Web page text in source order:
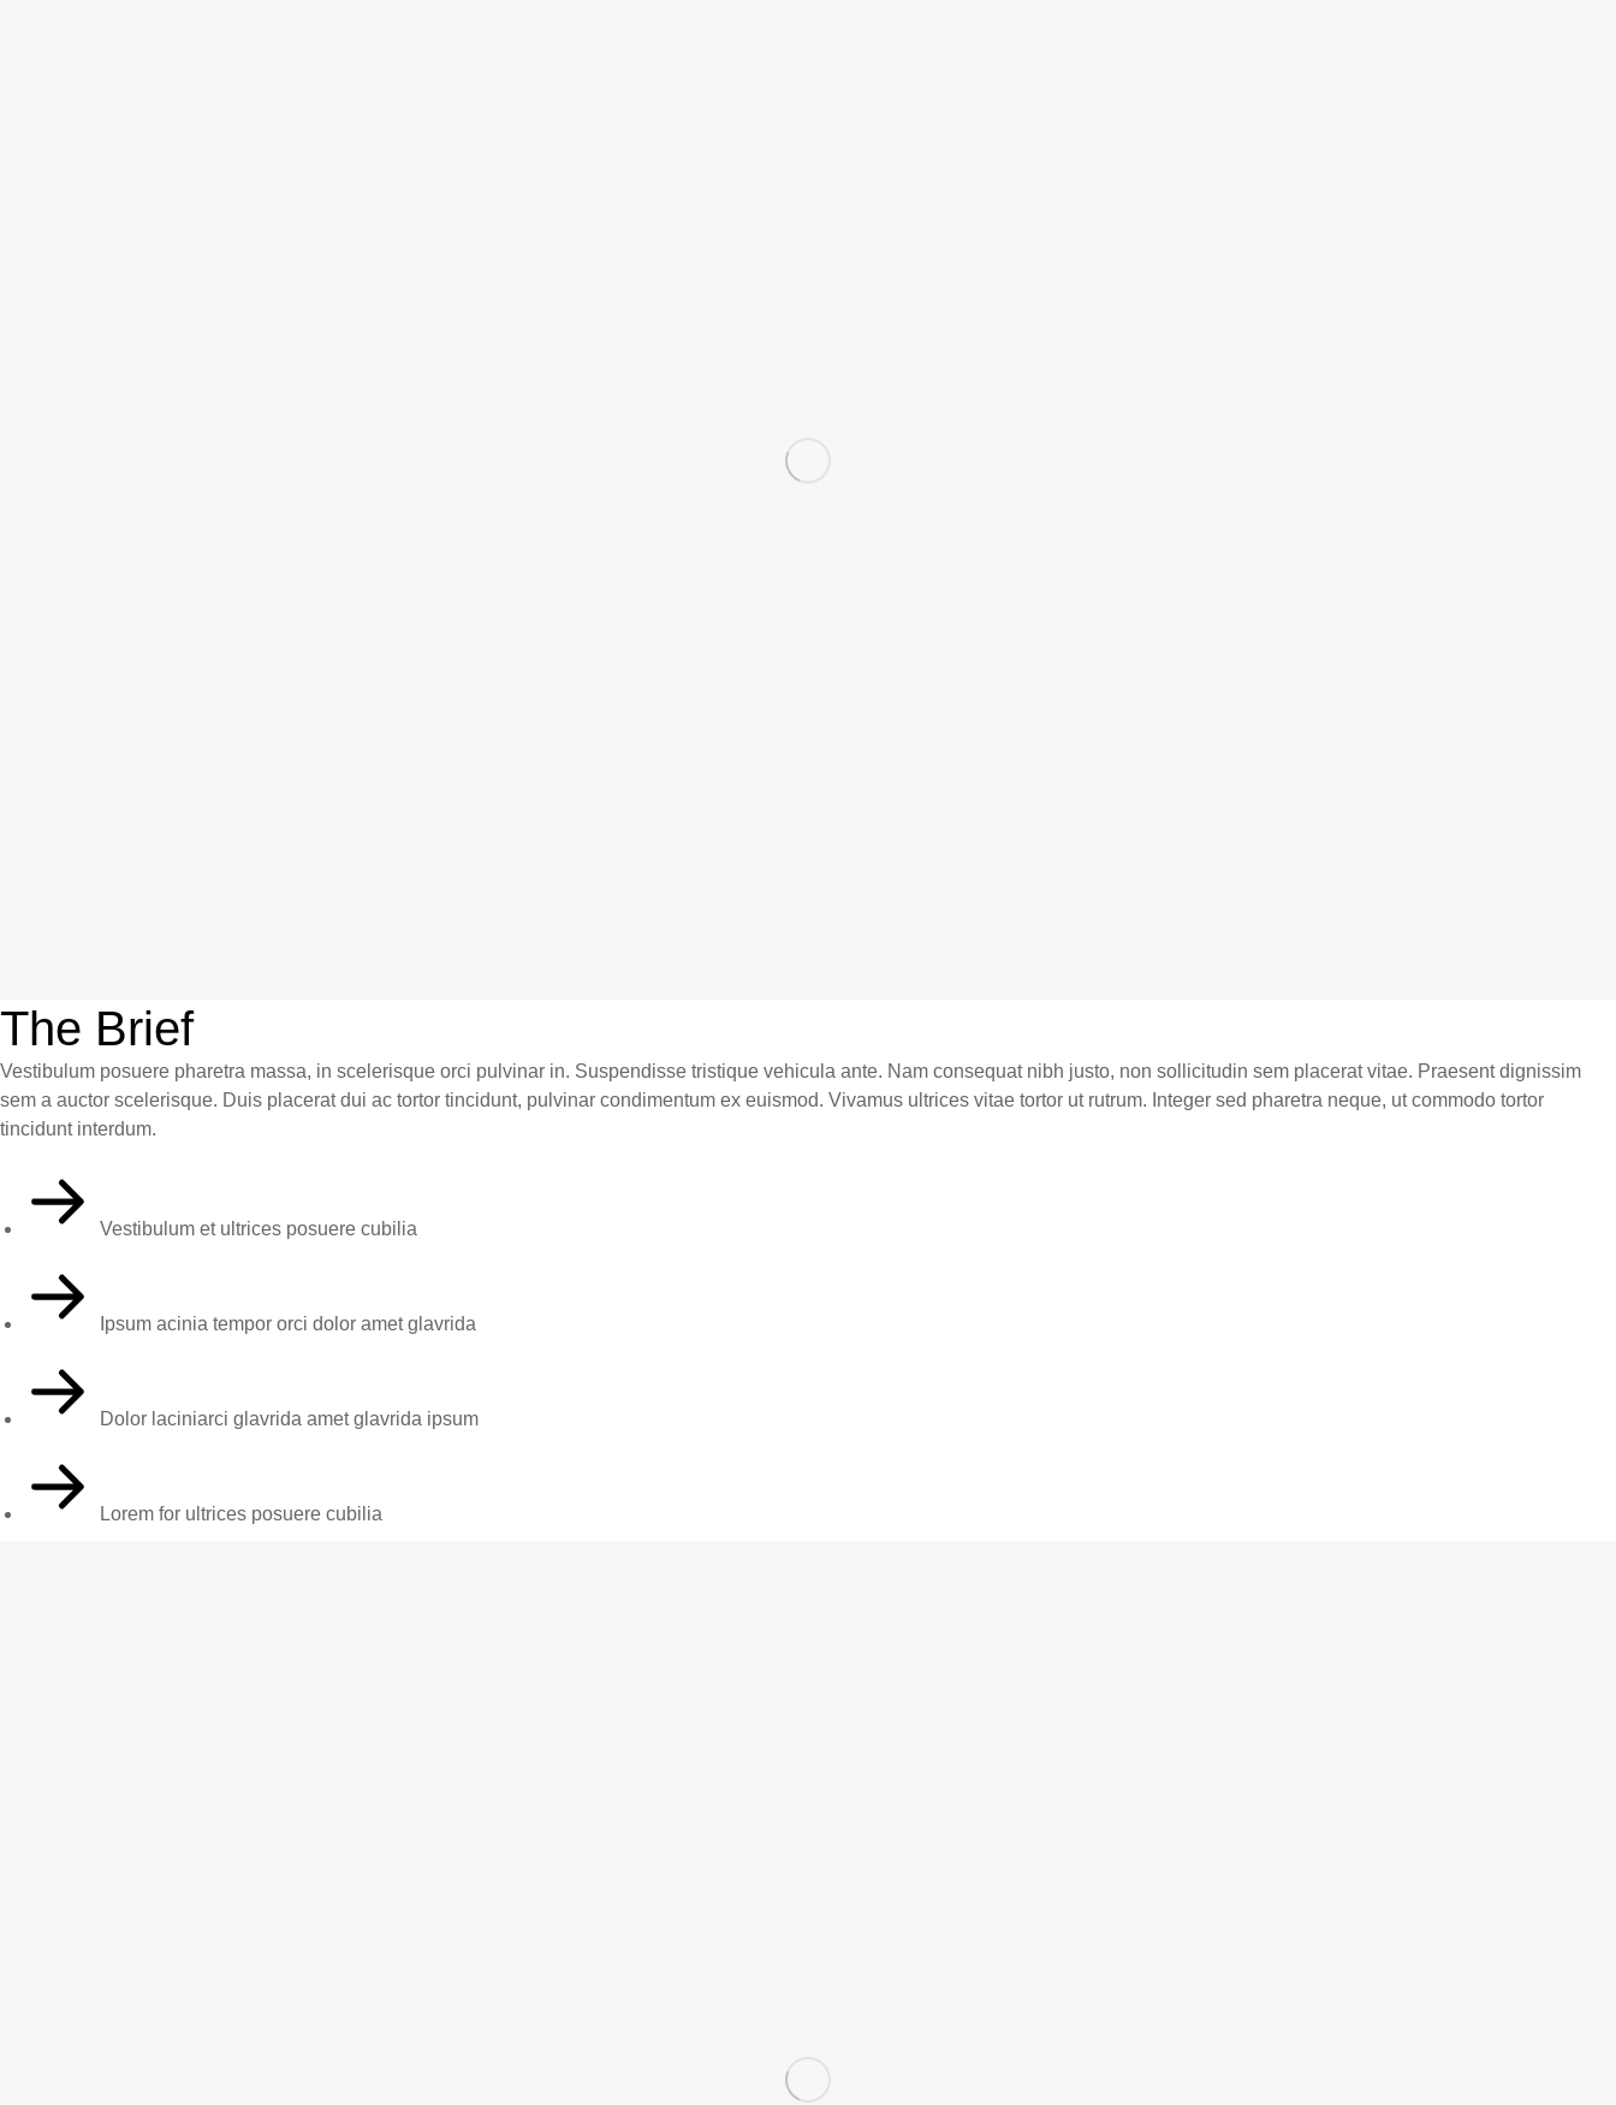
The Brief
Vestibulum posuere pharetra massa, in scelerisque orci pulvinar in. Suspendisse tristique vehicula ante. Nam consequat nibh justo, non sollicitudin sem placerat vitae. Praesent dignissim
sem a auctor scelerisque. Duis placerat dui ac tortor tincidunt, pulvinar condimentum ex euismod. Vivamus ultrices vitae tortor ut rutrum. Integer sed pharetra neque, ut commodo tortor
tincidunt interdum.
Vestibulum et ultrices posuere cubilia
Ipsum acinia tempor orci dolor amet glavrida
Dolor laciniarci glavrida amet glavrida ipsum
Lorem for ultrices posuere cubilia